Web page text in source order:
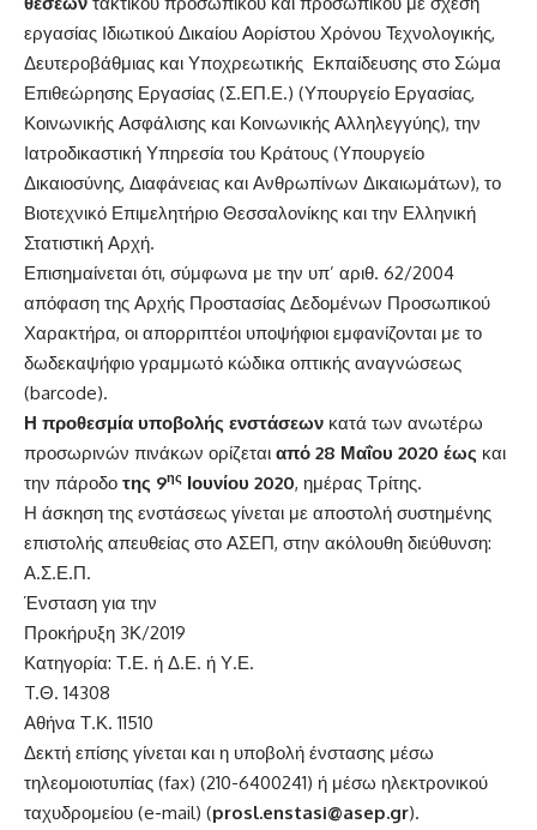
εργασίας Ιδιωτικού Δικαίου Αορίστου Χρόνου Τεχνολογικής,
Δευτεροβάθμιας και Υποχρεωτικής Εκπαίδευσης στο Σώμα
Επιθεώρησης Εργασίας (Σ.ΕΠ.Ε.) (Υπουργείο Εργασίας,
Κοινωνικής Ασφάλισης και Κοινωνικής Αλληλεγγύης), την
Ιατροδικαστική Υπηρεσία του Κράτους (Υπουργείο
Δικαιοσύνης, Διαφάνειας και Ανθρωπίνων Δικαιωμάτων), το
Βιοτεχνικό Επιμελητήριο Θεσσαλονίκης και την Ελληνική
Στατιστική Αρχή.
Επισημαίνεται ότι, σύμφωνα με την υπ’ αριθ. 62/2004
απόφαση της Αρχής Προστασίας Δεδομένων Προσωπικού
Χαρακτήρα, οι απορριπτέοι υποψήφιοι εμφανίζονται με το
δωδεκαψήφιο γραμμωτό κώδικα οπτικής αναγνώσεως
(barcode).
Η προθεσμία υποβολής ενστάσεων κατά των ανωτέρω
προσωρινών πινάκων ορίζεται από 28 Μαΐου 2020 έως και
την πάροδο της 9ης Ιουνίου 2020, ημέρας Τρίτης.
Η άσκηση της ενστάσεως γίνεται με αποστολή συστημένης
επιστολής απευθείας στο ΑΣΕΠ, στην ακόλουθη διεύθυνση:
Α.Σ.Ε.Π.
Ένσταση για την
Προκήρυξη 3Κ/2019
Κατηγορία: Τ.Ε. ή Δ.Ε. ή Υ.Ε.
T.Θ. 14308
Αθήνα Τ.Κ. 11510
Δεκτή επίσης γίνεται και η υποβολή ένστασης μέσω
τηλεομοιοτυπίας (fax) (210-6400241) ή μέσω ηλεκτρονικού
ταχυδρομείου (e-mail) (prosl.enstasi@asep.gr).